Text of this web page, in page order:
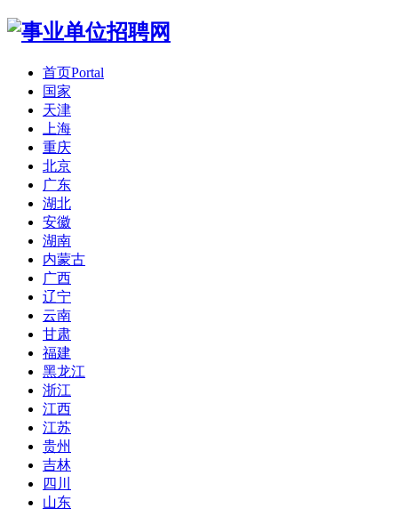
首页Portal
国家
天津
上海
重庆
北京
广东
湖北
安徽
湖南
内蒙古
广西
辽宁
云南
甘肃
福建
黑龙江
浙江
江西
江苏
贵州
吉林
四川
山东